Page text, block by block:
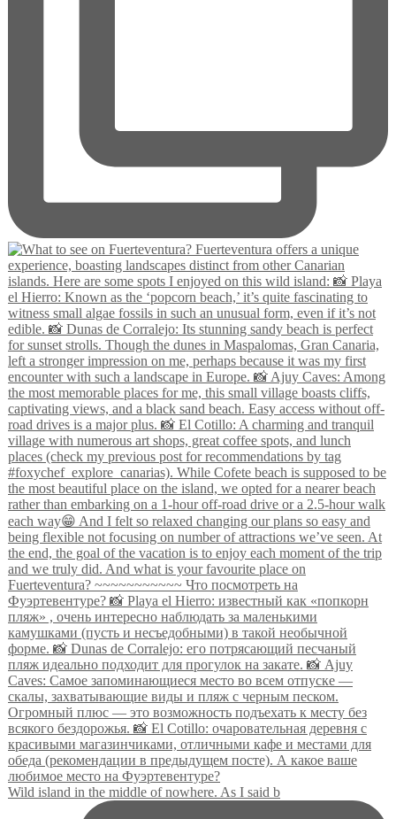
Wild island in the middle of nowhere. As I said b